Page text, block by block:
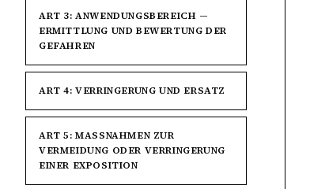
ART 3: ANWENDUNGSBEREICH —
ERMITTLUNG UND BEWERTUNG DER
GEFAHREN
ART 4: VERRINGERUNG UND ERSATZ
ART 5: MASSNAHMEN ZUR V
ERMEIDUNG ODER VERRINGERUNG E
INER EXPOSITION